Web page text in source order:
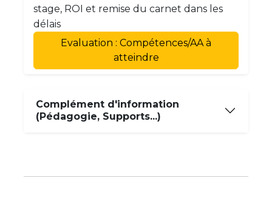
stage, ROI et remise du carnet dans les
délais
Evaluation : Compétences/AA à
atteindre
Complément d'information
(Pédagogie, Supports...)